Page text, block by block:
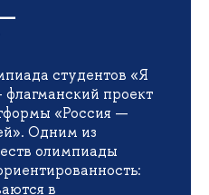
студентов «Я
проект
«Россия —
Одним из
олимпиады
в